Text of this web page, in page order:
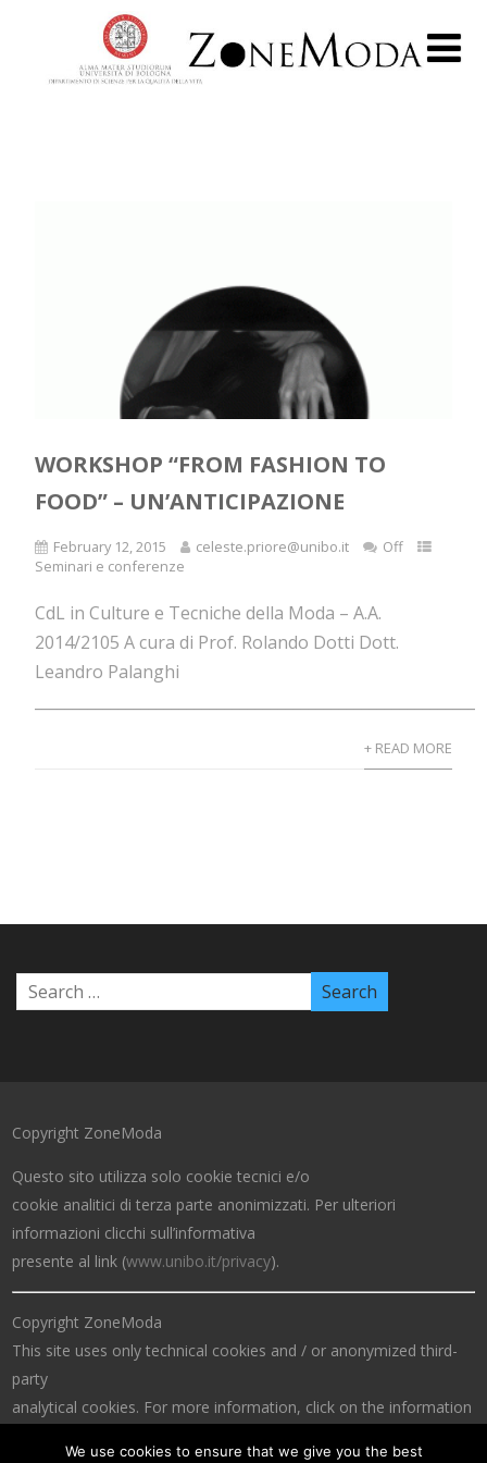
WORKSHOP “FROM FASHION TO
FOOD” – UN’ANTICIPAZIONE
February 12, 2015 celeste.priore@unibo.it
Off
Seminari e conferenze
CdL in Culture e Tecniche della Moda – A.A.
2014/2105 A cura di Prof. Rolando Dotti Dott.
Leandro Palanghi
+ READ MORE
Copyright ZoneModa
Questo sito utilizza solo cookie tecnici e/o
cookie analitici di terza parte anonimizzati. Per ulteriori
informazioni clicchi sull’informativa
presente al link (www.unibo.it/privacy).
Copyright ZoneModa
This site uses only technical cookies and / or anonymized third-
party
analytical cookies. For more information, click on the information
We use cookies to ensure that we give you the best